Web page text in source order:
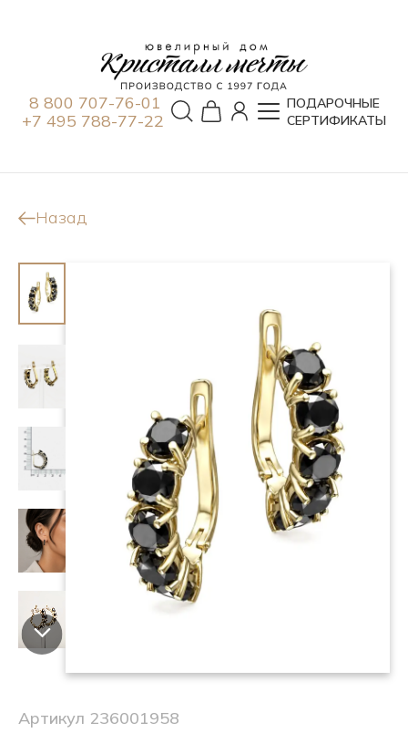
8 800 707-76-01
+7 495 788-77-22
ПОДАРОЧНЫЕ
СЕРТИФИКАТЫ
Назад
Артикул 236001958